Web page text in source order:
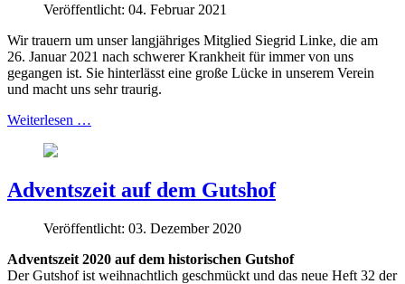
Veröffentlicht: 04. Februar 2021
Wir trauern um unser langjähriges Mitglied Siegrid Linke, die am
26. Januar 2021 nach schwerer Krankheit für immer von uns
gegangen ist. Sie hinterlässt eine große Lücke in unserem Verein
und macht uns sehr traurig.
Weiterlesen …
Adventszeit auf dem Gutshof
Veröffentlicht: 03. Dezember 2020
Adventszeit 2020 auf dem historischen Gutshof
Der Gutshof ist weihnachtlich geschmückt und das neue Heft 32 der